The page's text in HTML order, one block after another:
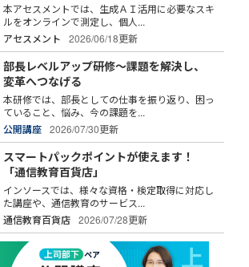
本アセスメントでは、生成ＡＩ活用に必要なスキ
ルをオンラインで測定し、個人...
アセスメント
2026/06/18更新
部長レベルアップ研修～課題を解決し、
変革へつなげる
本研修では、部長としての仕事を振り返り、困っ
ていること、悩み、今の課題を...
公開講座
2026/07/30更新
スマートパックポイントが使えます！
「通信教育百貨店」
インソースでは、様々な資格・検定取得に対応し
た講座や、通信教育のサービス...
通信教育百貨店
2026/07/28更新